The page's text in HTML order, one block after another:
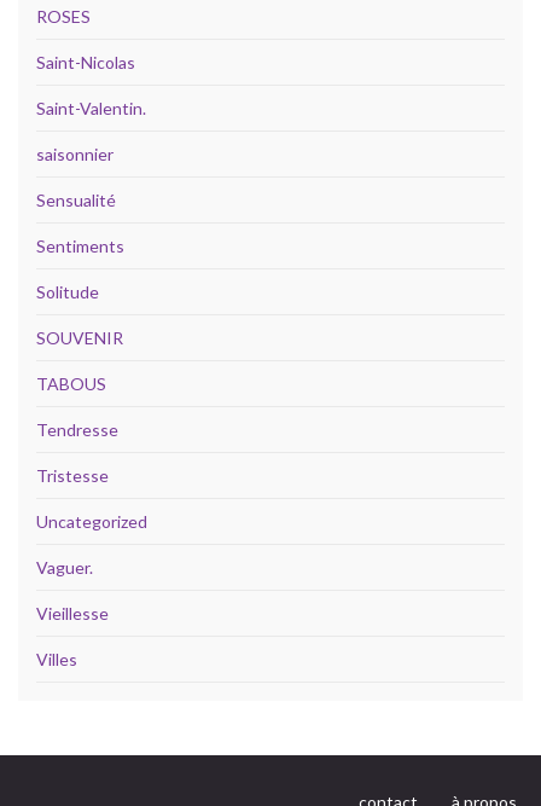
ROSES
Saint-Nicolas
Saint-Valentin.
saisonnier
Sensualité
Sentiments
Solitude
SOUVENIR
TABOUS
Tendresse
Tristesse
Uncategorized
Vaguer.
Vieillesse
Villes